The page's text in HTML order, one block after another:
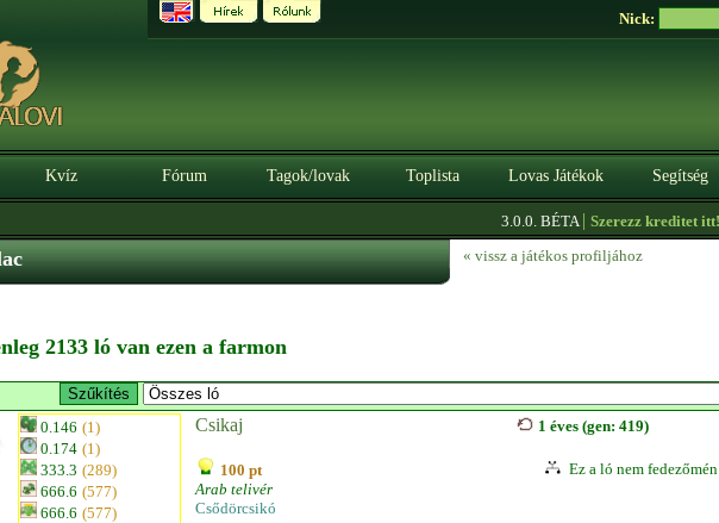
Nick:
Kvíz Fórum Tagok/lovak Toplista Lovas Játékok Segítség
3.0.0. BÉTA|Szerezz kreditet itt!
« vissz a játékos profiljához
2133 ló van ezen a farmon
0.146 (1)
0.174 (1)
333.3 (289)
666.6 (577)
666.6 (577)
Csikaj
100 pt
Arab telivér
Csődörcsikó
1 éves (gen: 419)
Ez a ló nem fedezőmén